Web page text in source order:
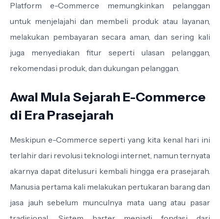
Platform e-Commerce memungkinkan pelanggan
untuk menjelajahi dan membeli produk atau layanan,
melakukan pembayaran secara aman, dan sering kali
juga menyediakan fitur seperti ulasan pelanggan,
rekomendasi produk, dan dukungan pelanggan.
Awal Mula Sejarah E-Commerce
di Era Prasejarah
Meskipun e-Commerce seperti yang kita kenal hari ini
terlahir dari revolusi teknologi internet, namun ternyata
akarnya dapat ditelusuri kembali hingga era prasejarah.
Manusia pertama kali melakukan pertukaran barang dan
jasa jauh sebelum munculnya mata uang atau pasar